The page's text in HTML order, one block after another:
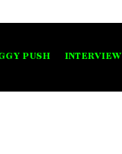
PUSH INTERVIEW